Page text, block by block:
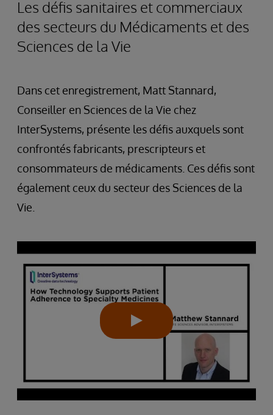
Les défis sanitaires et commerciaux
des secteurs du Médicaments et des
Sciences de la Vie
Dans cet enregistrement, Matt Stannard,
Conseiller en Sciences de la Vie chez
InterSystems, présente les défis auxquels sont
confrontés fabricants, prescripteurs et
consommateurs de médicaments. Ces défis sont
également ceux du secteur des Sciences de la
Vie.